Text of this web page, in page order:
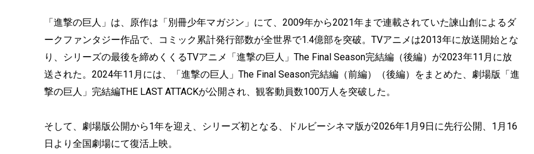
「進撃の巨人」は、原作は「別冊少年マガジン」にて、2009年から2021年まで連載されていた諫山創によるダ
ークファンタジー作品で、コミック累計発行部数が全世界で1.4億部を突破。TVアニメは2013年に放送開始とな
り、シリーズの最後を締めくくるTVアニメ「進撃の巨人」The Final Season完結編（後編）が2023年11月に放
送された。2024年11月には、「進撃の巨人」The Final Season完結編（前編）（後編）をまとめた、劇場版「進
撃の巨人」完結編THE LAST ATTACKが公開され、観客動員数100万人を突破した。
そして、劇場版公開から1年を迎え、シリーズ初となる、ドルビーシネマ版が2026年1月9日に先行公開、1月16
日より全国劇場にて復活上映。